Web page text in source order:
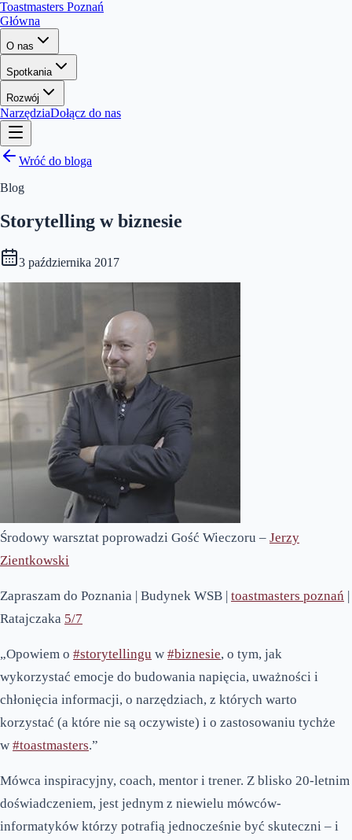
Toastmasters Poznań
Główna
O nas
Spotkania
Rozwój
NarzędziaDołącz do nas
Wróć do bloga
Blog
Storytelling w biznesie
3 października 2017
Środowy warsztat poprowadzi Gość Wieczoru – Jerzy
Zientkowski
Zapraszam do Poznania | Budynek WSB | toastmasters poznań |
Ratajczaka 5/7
„Opowiem o #storytellingu w #biznesie, o tym, jak
wykorzystać emocje do budowania napięcia, uważności i
chłonięcia informacji, o narzędziach, z których warto
korzystać (a które nie są oczywiste) i o zastosowaniu tychże
w #toastmasters.”
Mówca inspiracyjny, coach, mentor i trener. Z blisko 20-letnim
doświadczeniem, jest jednym z niewielu mówców-
informatyków którzy potrafią jednocześnie być skuteczni – i